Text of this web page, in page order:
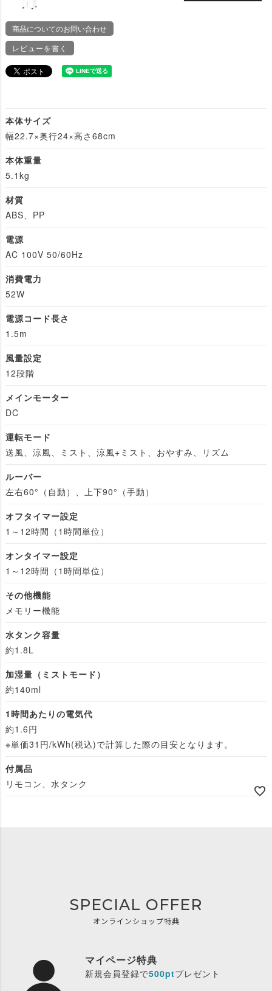
商品についてのお問い合わせ
レビューを書く
本体サイズ
幅22.7×奥行24×高さ68cm
本体重量
5.1kg
材質
ABS、PP
電源
AC 100V 50/60Hz
消費電力
52W
電源コード長さ
1.5m
風量設定
12段階
メインモーター
DC
運転モード
送風、涼風、ミスト、涼風+ミスト、おやすみ、リズム
ルーバー
左右60°（自動）、上下90°（手動）
オフタイマー設定
1～12時間（1時間単位）
オンタイマー設定
1～12時間（1時間単位）
その他機能
メモリー機能
水タンク容量
約1.8L
加湿量（ミストモード）
約140ml
1時間あたりの電気代
約1.6円
※単価31円/kWh(税込)で計算した際の目安となります。
付属品
リモコン、水タンク
SPECIAL OFFER
オンラインショップ特典
マイページ特典
新規会員登録で500ptプレゼント